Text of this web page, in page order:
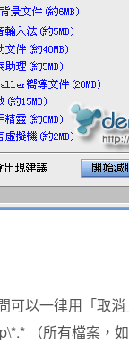
可以一律用「取
（所有檔案，